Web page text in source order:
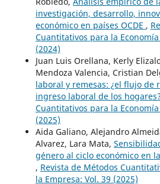
investigación, desarrollo,
económico en países OCDE ,
Cuantitativos para la
(2024)
Juan Luis Orellana, Kerly
Mendoza Valencia, Cristian
laboral y remesas: ¿el flujo de
ingreso laboral de los
Cuantitativos para la
(2025)
Aida Galiano, Alejandro
Alvarez, Lara Mata,
género al ciclo económico en
, Revista de Métodos
la Empresa: Vol. 39 (2025)